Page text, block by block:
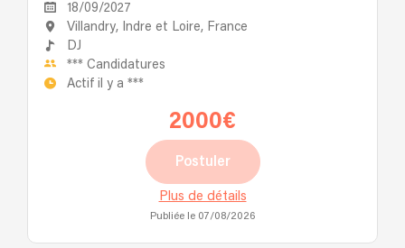
18/09/2027
Villandry, Indre et Loire, France
DJ
*** Candidatures
Actif il y a ***
2000€
Postuler
Plus de détails
Publiée le 07/08/2026